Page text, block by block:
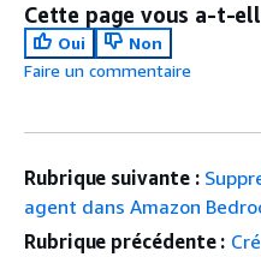
Cette page vous a-t-
Oui
Non
Faire un commentaire
Rubrique suivante :
agent dans Amazon
Rubrique précédente :